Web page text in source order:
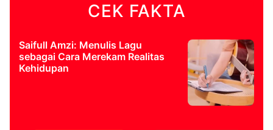
CEK FAKTA
Saifull Amzi: Menulis Lagu
sebagai Cara Merekam Realitas
Kehidupan